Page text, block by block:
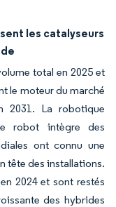
les catalyseurs
total en 2025 et
le moteur du marché
2031. La robotique
robot intègre des
ont connu une
tête des installations.
2024 et sont restés
des hybrides